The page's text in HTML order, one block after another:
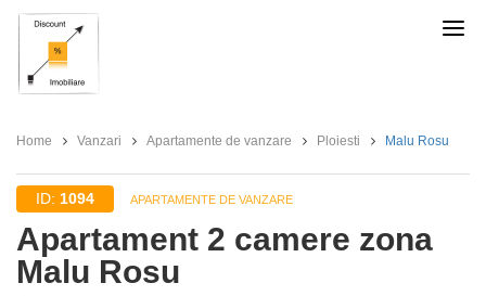
Discount
Imobiliare
Home Vanzari Apartamente de vanzare Ploiesti Malu Rosu
ID: 1094 APARTAMENTE DE VANZARE
Apartament 2 camere zona
Malu Rosu